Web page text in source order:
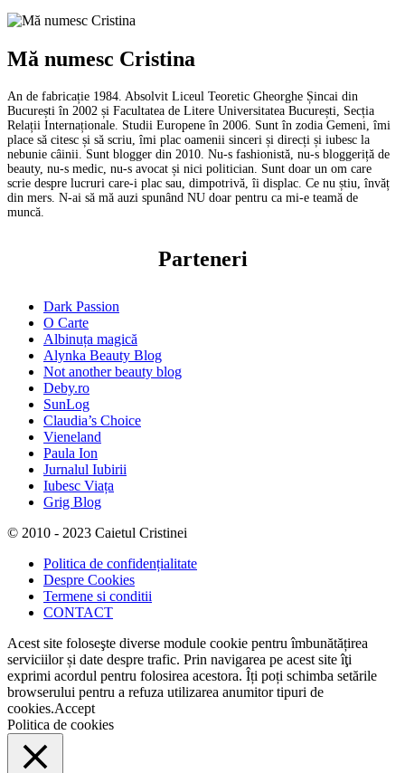
Mă numesc Cristina
An de fabricație 1984. Absolvit Liceul Teoretic Gheorghe Șincai din
București în 2002 și Facultatea de Litere Universitatea București, Secția
Relații Internaționale. Studii Europene în 2006. Sunt în zodia Gemeni, îmi
place să citesc și să scriu, îmi plac oamenii sinceri și direcți și iubesc la
nebunie câinii. Sunt blogger din 2010. Nu-s fashionistă, nu-s bloggeriță de
beauty, nu-s medic, nu-s avocat și nici politician. Sunt doar un om care
scrie despre lucruri care-i plac sau, dimpotrivă, îi displac. Ce nu știu, învăț
din mers. N-ai să mă auzi spunând NU doar pentru ca mi-e teamă de
muncă.
Parteneri
Dark Passion
O Carte
Albinuța magică
Alynka Beauty Blog
Not another beauty blog
Deby.ro
SunLog
Claudia’s Choice
Vieneland
Paula Ion
Jurnalul Iubirii
Iubesc Viața
Grig Blog
© 2010 - 2023 Caietul Cristinei
Politica de confidențialitate
Despre Cookies
Termene si conditii
CONTACT
Acest site foloseşte diverse module cookie pentru îmbunătățirea
serviciilor și date despre trafic. Prin navigarea pe acest site îţi
exprimi acordul pentru folosirea acestora. Îți poți schimba setările
browserului pentru a refuza utilizarea anumitor tipuri de
cookies.Accept
Politica de cookies